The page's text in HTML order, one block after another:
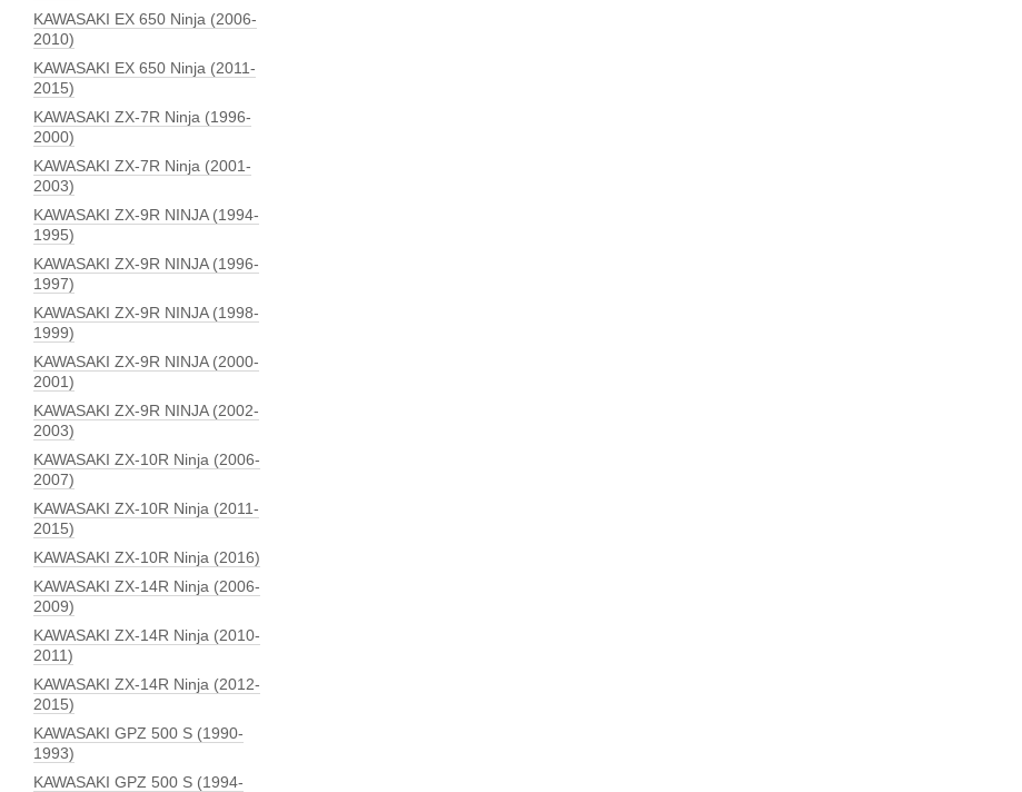
KAWASAKI EX 650 Ninja (2006-
2010)
KAWASAKI EX 650 Ninja (2011-
2015)
KAWASAKI ZX-7R Ninja (1996-
2000)
KAWASAKI ZX-7R Ninja (2001-
2003)
KAWASAKI ZX-9R NINJA (1994-
1995)
KAWASAKI ZX-9R NINJA (1996-
1997)
KAWASAKI ZX-9R NINJA (1998-
1999)
KAWASAKI ZX-9R NINJA (2000-
2001)
KAWASAKI ZX-9R NINJA (2002-
2003)
KAWASAKI ZX-10R Ninja (2006-
2007)
KAWASAKI ZX-10R Ninja (2011-
2015)
KAWASAKI ZX-10R Ninja (2016)
KAWASAKI ZX-14R Ninja (2006-
2009)
KAWASAKI ZX-14R Ninja (2010-
2011)
KAWASAKI ZX-14R Ninja (2012-
2015)
KAWASAKI GPZ 500 S (1990-
1993)
KAWASAKI GPZ 500 S (1994-